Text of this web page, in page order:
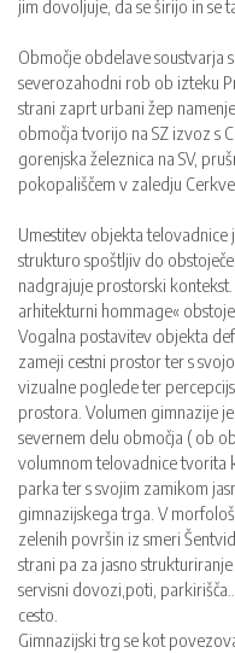
jim dovoljuje, da se širijo in se
Območje obdelave soustvarja
severozahodni rob ob izteku
strani zaprt urbani žep
območja tvorijo na SZ izvoz s
gorenjska železnica na SV,
pokopališčem v zaledju Cerkve
Umestitev objekta telovadnice
strukturo spoštljiv do
nadgrajuje prostorski
arhitekturni hommage«
Vogalna postavitev objekta
zameji cestni prostor ter s
vizualne poglede ter
prostora. Volumen gimnazije
severnem delu območja ( ob
volumnom telovadnice tvorita
parka ter s svojim zamikom
gimnazijskega trga. V
zelenih površin iz smeri
strani pa za jasno
servisni dovozi,poti,
cesto.
Gimnazijski trg se kot